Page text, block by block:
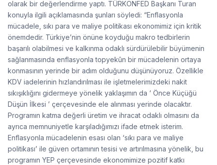
olarak bir değerlendirme yaptı. TÜRKONFED Başkanı Turan
konuyla ilgili açıklamasında şunları söyledi: “Enflasyonla
mücadele, sıkı para ve maliye politikası ekonomimiz için kritik
önemdedir. Türkiye’nin önüne koyduğu makro tedbirlerin
başarılı olabilmesi ve kalkınma odaklı sürdürülebilir büyümenin
sağlanmasında enflasyonla topyekûn bir mücadelenin ortaya
konmasının yerinde bir adım olduğunu düşünüyoruz. Özellikle
KDV iadelerinin hızlandırılması ile işletmelerimizdeki nakit
sıkışıklığını gidermeye yönelik yaklaşımın da ‘ Önce Küçüğü
Düşün İlkesi ’ çerçevesinde ele alınması yerinde olacaktır.
Programın katma değerli üretim ve ihracat odaklı olmasını da
ayrıca memnuniyetle karşıladığımızı ifade etmek isterim.
Enflasyonla mücadelenin esası olan ‘sıkı para ve maliye
politikası’ ile güven ortamının tesisi ve artırılmasına yönelik, bu
programın YEP çerçevesinde ekonomimize pozitif katkı